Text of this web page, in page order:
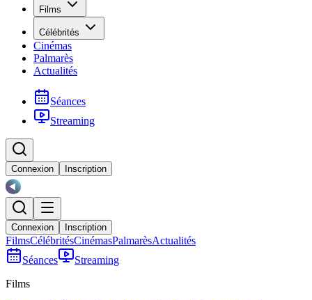
Films
Célébrités
Cinémas
Palmarès
Actualités
Séances
Streaming
Connexion Inscription
Connexion Inscription
FilmsCélébritésCinémasPalmarèsActualités
Séances
Streaming
Films